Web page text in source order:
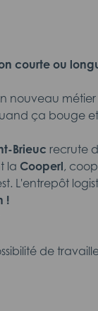
courte ou
nouveau
ça bouge
Brieuc recrute
la Cooperl,
L'entrepôt
!
de